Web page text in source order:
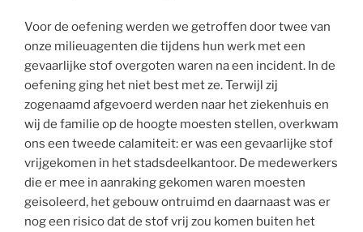
Voor de oefening werden we getroffen door twee van
onze milieuagenten die tijdens hun werk met een
gevaarlijke stof overgoten waren na een incident. In de
oefening ging het niet best met ze. Terwijl zij
zogenaamd afgevoerd werden naar het ziekenhuis en
wij de familie op de hoogte moesten stellen, overkwam
ons een tweede calamiteit: er was een gevaarlijke stof
vrijgekomen in het stadsdeelkantoor. De medewerkers
die er mee in aanraking gekomen waren moesten
geisoleerd, het gebouw ontruimd en daarnaast was er
nog een risico dat de stof vrij zou komen buiten het